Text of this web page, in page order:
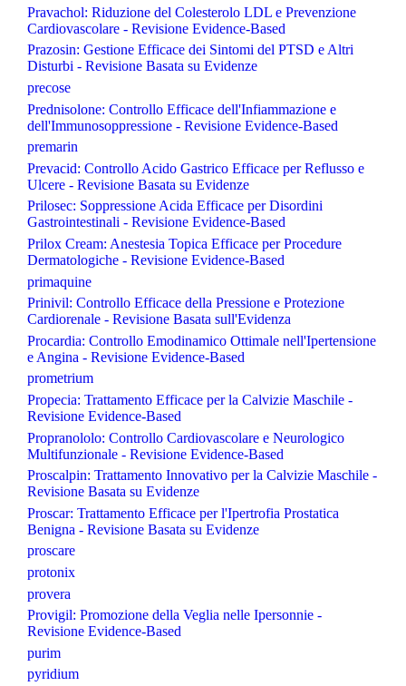
Pravachol: Riduzione del Colesterolo LDL e Prevenzione
Cardiovascolare - Revisione Evidence-Based
Prazosin: Gestione Efficace dei Sintomi del PTSD e Altri
Disturbi - Revisione Basata su Evidenze
precose
Prednisolone: Controllo Efficace dell'Infiammazione e
dell'Immunosoppressione - Revisione Evidence-Based
premarin
Prevacid: Controllo Acido Gastrico Efficace per Reflusso e
Ulcere - Revisione Basata su Evidenze
Prilosec: Soppressione Acida Efficace per Disordini
Gastrointestinali - Revisione Evidence-Based
Prilox Cream: Anestesia Topica Efficace per Procedure
Dermatologiche - Revisione Evidence-Based
primaquine
Prinivil: Controllo Efficace della Pressione e Protezione
Cardiorenale - Revisione Basata sull'Evidenza
Procardia: Controllo Emodinamico Ottimale nell'Ipertensione
e Angina - Revisione Evidence-Based
prometrium
Propecia: Trattamento Efficace per la Calvizie Maschile -
Revisione Evidence-Based
Propranololo: Controllo Cardiovascolare e Neurologico
Multifunzionale - Revisione Evidence-Based
Proscalpin: Trattamento Innovativo per la Calvizie Maschile -
Revisione Basata su Evidenze
Proscar: Trattamento Efficace per l'Ipertrofia Prostatica
Benigna - Revisione Basata su Evidenze
proscare
protonix
provera
Provigil: Promozione della Veglia nelle Ipersonnie -
Revisione Evidence-Based
purim
pyridium